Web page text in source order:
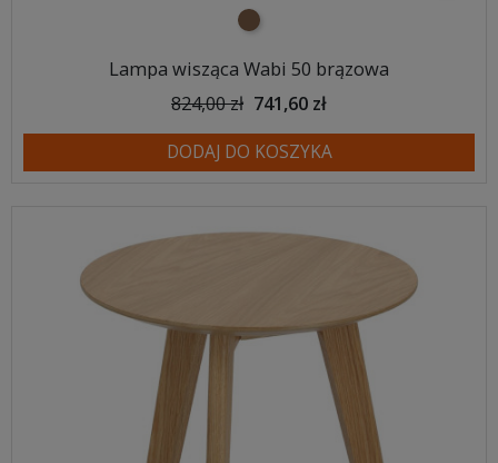
brązowy
Lampa wisząca Wabi 50 brązowa
824,00 zł 741,60 zł
DODAJ DO KOSZYKA